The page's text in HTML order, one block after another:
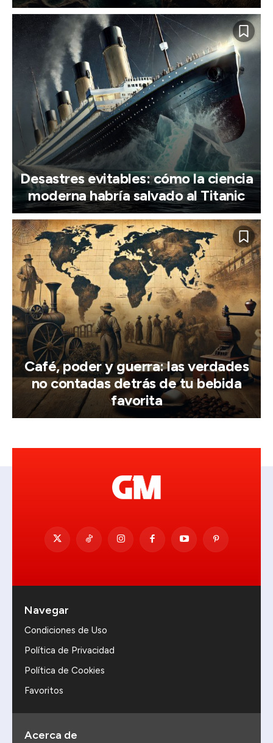
Desastres evitables: cómo la ciencia
moderna habría salvado al Titanic
Café, poder y guerra: las verdades
no contadas detrás de tu bebida
favorita
Navegar
Condiciones de Uso
Política de Privacidad
Política de Cookies
Favoritos
Acerca de